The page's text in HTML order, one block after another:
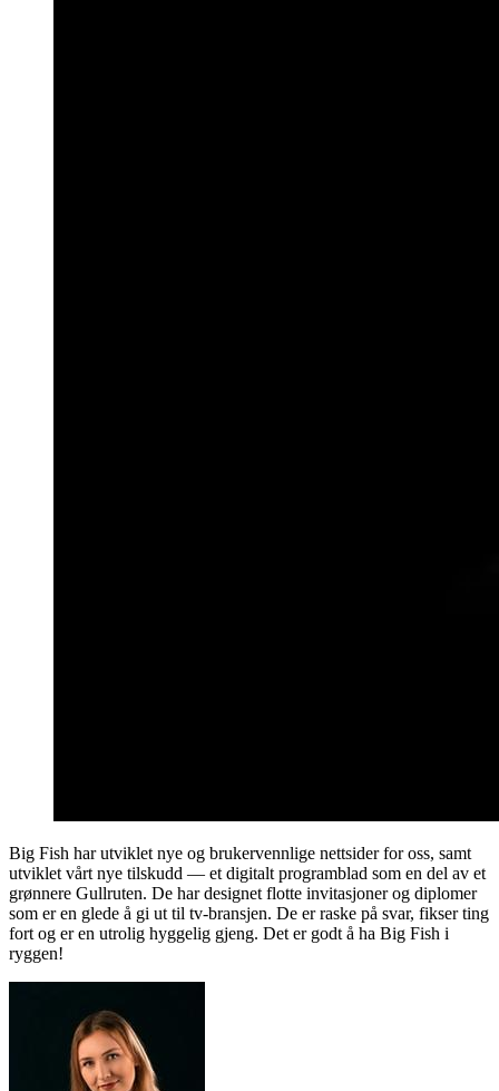
Big Fish har utviklet nye og brukervennlige nettsider for oss, samt
utviklet vårt nye tilskudd — et digitalt programblad som en del av et
grønnere Gullruten. De har designet flotte invitasjoner og diplomer
som er en glede å gi ut til tv-bransjen. De er raske på svar, fikser ting
fort og er en utrolig hyggelig gjeng. Det er godt å ha Big Fish i
ryggen!